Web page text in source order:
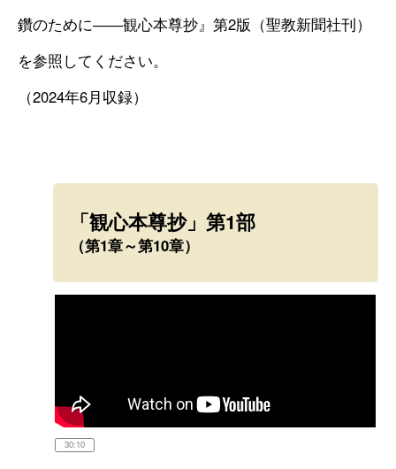
鑽のために――観心本尊抄』第2版（聖教新聞社刊）
を参照してください。
（2024年6月収録）
「観心本尊抄」第1部
（第1章～第10章）
30:10